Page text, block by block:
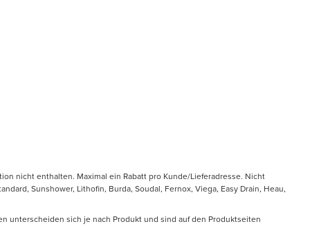
nicht enthalten. Maximal ein Rabatt pro Kunde/Lieferadresse. Nicht
Sunshower, Lithofin, Burda, Soudal, Fernox, Viega, Easy Drain, Heau,
unterscheiden sich je nach Produkt und sind auf den Produktseiten